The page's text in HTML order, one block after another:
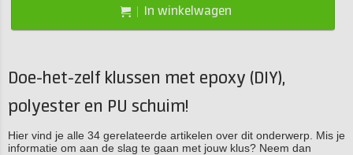
In winkelwagen
Doe-het-zelf klussen met epoxy (DIY),
polyester en PU schuim!
Hier vind je alle 34 gerelateerde artikelen over dit onderwerp. Mis je
informatie om aan de slag te gaan met jouw klus? Neem dan